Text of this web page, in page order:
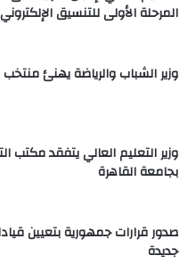
المرحلة الأولى للتنسيق الإلكتروني
وزير الشباب والرياضة يهنئ
وزير التعليم العالي يتفقد مكتب
بجامعة القاهرة
صدور قرارات جمهورية بتعيين
جديدة